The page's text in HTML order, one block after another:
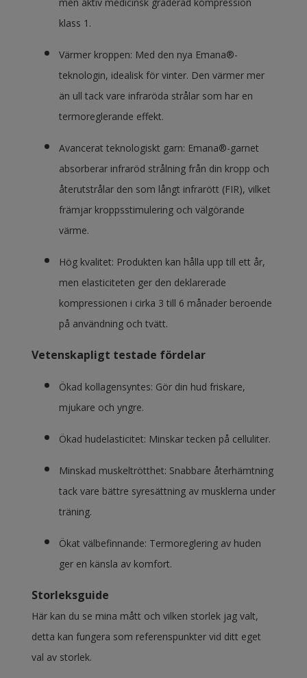
klass 1.
Värmer kroppen: Med den nya Emana®-
teknologin, idealisk för vinter. Den värmer mer
än ull tack vare infraröda strålar som har en
termoreglerande effekt.
Avancerat teknologiskt garn: Emana®-garnet
absorberar infraröd strålning från din kropp och
återutstrålar den som långt infrarött (FIR), vilket
främjar kroppsstimulering och välgörande
värme.
Hög kvalitet: Produkten kan hålla upp till ett år,
men elasticiteten ger den deklarerade
kompressionen i cirka 3 till 6 månader beroende
på användning och tvätt.
Vetenskapligt testade fördelar
Ökad kollagensyntes: Gör din hud friskare,
mjukare och yngre.
Ökad hudelasticitet: Minskar tecken på celluliter.
Minskad muskeltrötthet: Snabbare återhämtning
tack vare bättre syresättning av musklerna under
träning.
Ökat välbefinnande: Termoreglering av huden
ger en känsla av komfort.
Storleksguide
Här kan du se mina mått och vilken storlek jag valt,
detta kan fungera som referenspunkter vid ditt eget
val av storlek.